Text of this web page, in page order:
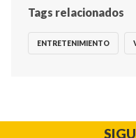
Tags relacionados
ENTRETENIMIENTO